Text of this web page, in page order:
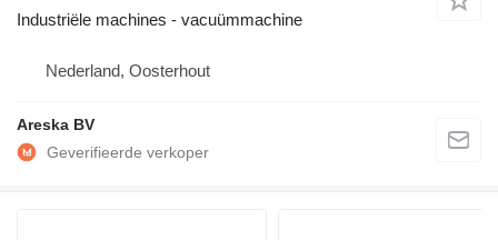
Industriële machines - vacuümmachine
Nederland, Oosterhout
Areska BV